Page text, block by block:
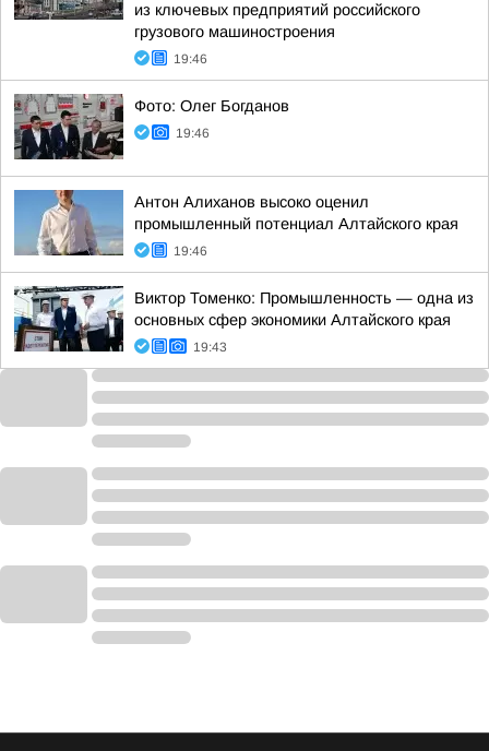
из ключевых предприятий российского
грузового машиностроения
19:46
Фото: Олег Богданов
19:46
Антон Алиханов высоко оценил
промышленный потенциал Алтайского края
19:46
Виктор Томенко: Промышленность — одна из
основных сфер экономики Алтайского края
19:43